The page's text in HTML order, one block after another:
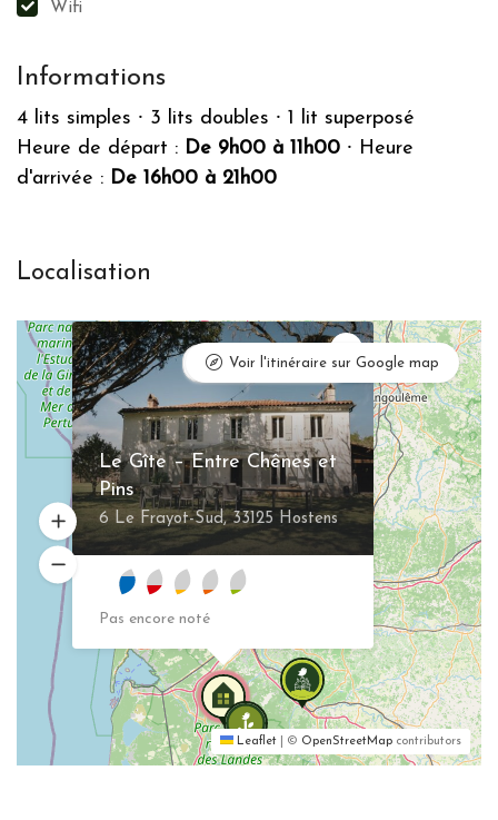
Wifi
Informations
4 lits simples ⸱ 3 lits doubles ⸱ 1 lit superposé
Heure de départ : De 9h00 à 11h00 ⸱ Heure
d'arrivée : De 16h00 à 21h00
Localisation
Le Gîte – Entre Chênes et
Pins
6 Le Frayot-Sud, 33125 Hostens
Pas encore noté
Mettre à jour
Leaflet © OpenStreetMap contributors
Voir l'itinéraire sur Google map